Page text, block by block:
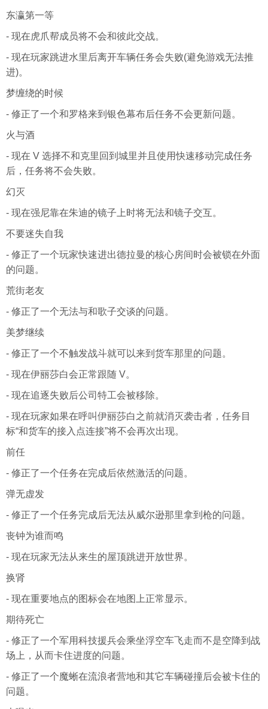
东瀛第一等
- 现在虎爪帮成员将不会和彼此交战。
- 现在玩家跳进水里后离开车辆任务会失败(避免游戏无法推
进)。
梦缠绕的时候
- 修正了一个和罗格来到银色幕布后任务不会更新问题。
火与酒
- 现在 V 选择不和克里回到城里并且使用快速移动完成任务
后，任务将不会失败。
幻灭
- 现在强尼靠在朱迪的镜子上时将无法和镜子交互。
不要迷失自我
- 修正了一个玩家快速进出德拉曼的核心房间时会被锁在外面
的问题。
荒街老友
- 修正了一个无法与和歌子交谈的问题。
美梦继续
- 修正了一个不触发战斗就可以来到货车那里的问题。
- 现在伊丽莎白会正常跟随 V。
- 现在追逐失败后公司特工会被移除。
- 现在玩家如果在呼叫伊丽莎白之前就消灭袭击者，任务目
标“和货车的接入点连接”将不会再次出现。
前任
- 修正了一个任务在完成后依然激活的问题。
弹无虚发
- 修正了一个任务完成后无法从威尔逊那里拿到枪的问题。
丧钟为谁而鸣
- 现在玩家无法从来生的屋顶跳进开放世界。
换肾
- 现在重要地点的图标会在地图上正常显示。
期待死亡
- 修正了一个军用科技援兵会乘坐浮空车飞走而不是空降到战
场上，从而卡住进度的问题。
- 修正了一个魔蜥在流浪者营地和其它车辆碰撞后会被卡住的
问题。